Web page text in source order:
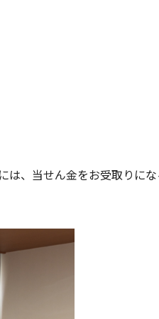
、当せん金をお受取りに